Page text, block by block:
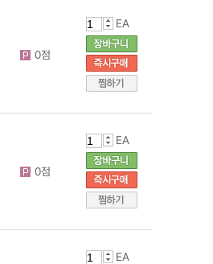
0점
EA
0점
EA
EA